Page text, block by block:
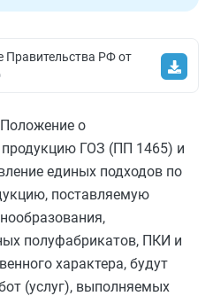
Правительства РФ от
о
продукцию ГОЗ (ПП 1465) и
единых подходов по
поставляемую
полуфабрикатов, ПКИ и
характера, будут
(услуг), выполняемых